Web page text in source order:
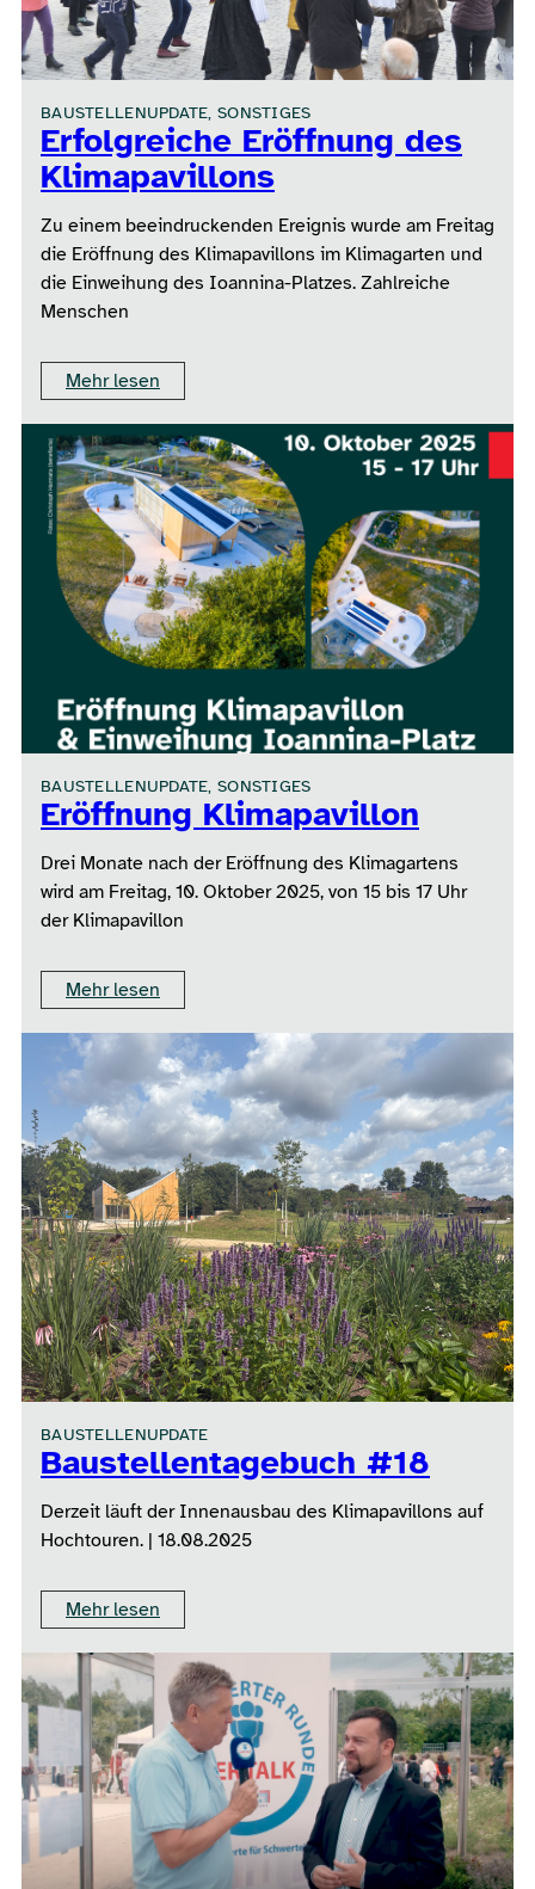
BAUSTELLENUPDATE, SONSTIGES
Erfolgreiche Eröffnung des
Klimapavillons
Zu einem beeindruckenden Ereignis wurde am Freitag
die Eröffnung des Klimapavillons im Klimagarten und
die Einweihung des Ioannina-Platzes. Zahlreiche
Menschen
Mehr lesen
BAUSTELLENUPDATE, SONSTIGES
Eröffnung Klimapavillon
Drei Monate nach der Eröffnung des Klimagartens
wird am Freitag, 10. Oktober 2025, von 15 bis 17 Uhr
der Klimapavillon
Mehr lesen
BAUSTELLENUPDATE
Baustellentagebuch #18
Derzeit läuft der Innenausbau des Klimapavillons auf
Hochtouren. | 18.08.2025
Mehr lesen